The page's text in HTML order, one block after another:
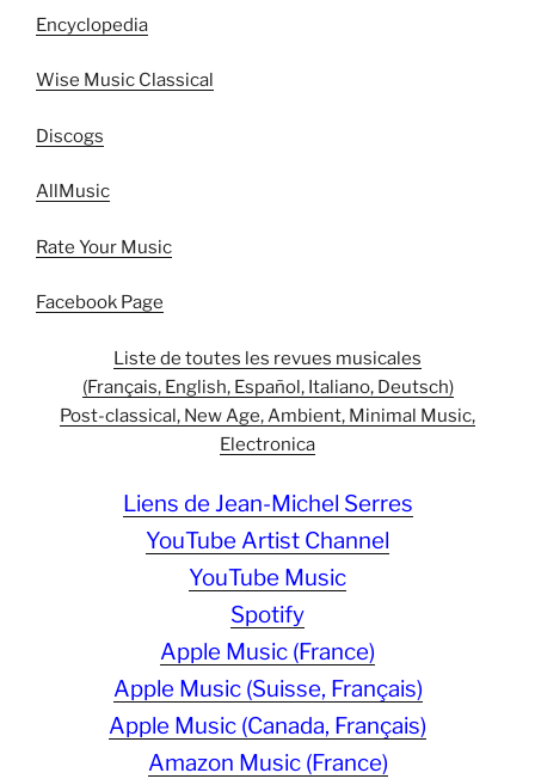
Encyclopedia
Wise Music Classical
Discogs
AllMusic
Rate Your Music
Facebook Page
Liste de toutes les revues musicales
(Français, English, Español, Italiano, Deutsch)
Post-classical, New Age, Ambient, Minimal Music,
Electronica
Liens de Jean-Michel Serres
YouTube Artist Channel
YouTube Music
Spotify
Apple Music (France)
Apple Music (Suisse, Français)
Apple Music (Canada, Français)
Amazon Music (France)